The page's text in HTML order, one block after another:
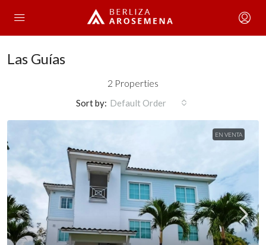
Las Guías
2 Properties
Sort by: Default Order
EN VENTA